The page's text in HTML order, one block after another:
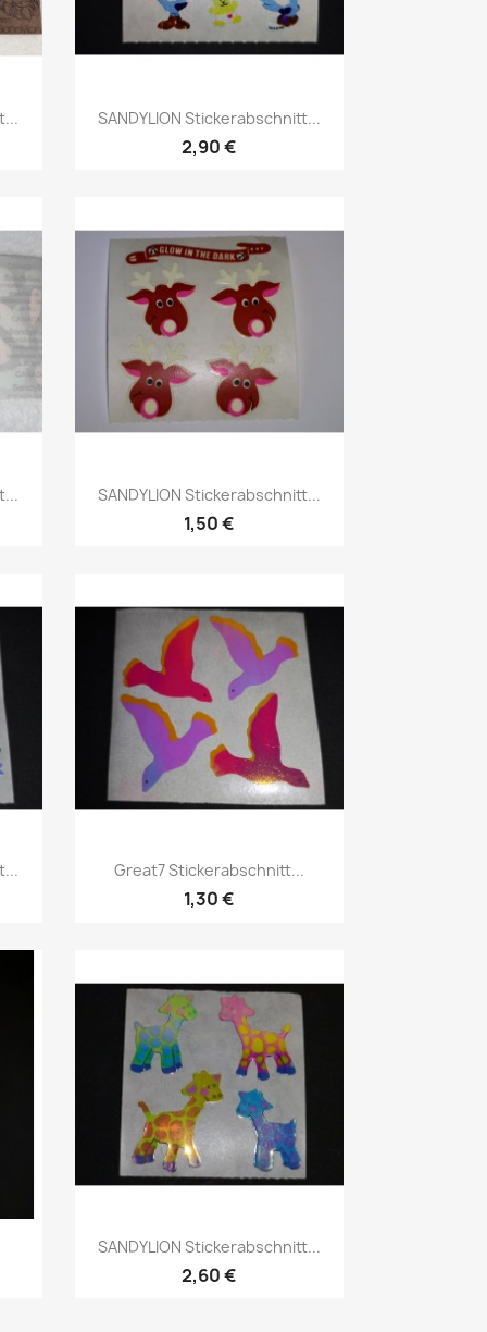
SANDYLION Stickerabschnitt...
2,90 €
SANDYLION Stickerabschnitt...
1,50 €
Great7 Stickerabschnitt...
1,30 €
SANDYLION Stickerabschnitt...
2,60 €